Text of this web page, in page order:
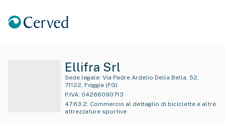
Ellifra Srl
Sede legale:
71122, Foggia (FG)
P.IVA: 04266090713
47.63.2: Commercio al dettaglio di biciclette e altre
attrezzature sportive